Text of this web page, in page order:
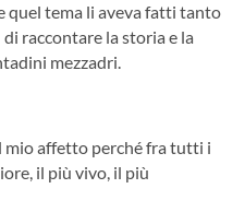
quel tema li aveva fatti tanto
raccontare la storia e la
mezzadri.
affetto perché fra tutti i
il più vivo, il più